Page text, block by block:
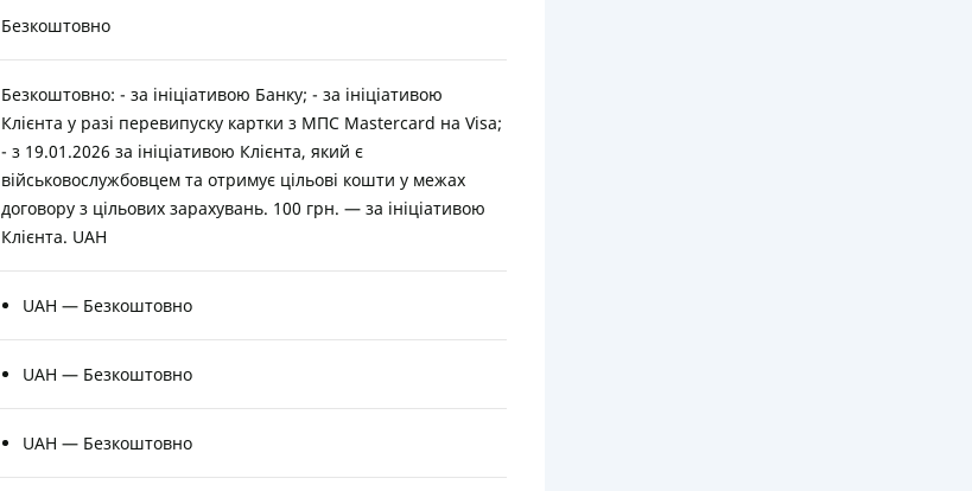
Безкоштовно
Безкоштовно: - за ініціативою Банку; - за ініціативою
Клієнта у разі перевипуску картки з МПС Mastercard на Visa;
- з 19.01.2026 за ініціативою Клієнта, який є
військовослужбовцем та отримує цільові кошти у межах
договору з цільових зарахувань. 100 грн. — за ініціативою
Клієнта. UAH
UAH — Безкоштовно
UAH — Безкоштовно
UAH — Безкоштовно